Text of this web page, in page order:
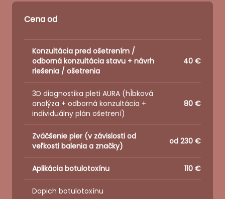
Cena od
Konzultácia pred ošetrením /
odborná konzultácia stavu + návrh
riešenia / ošetrenia
40 €
3D diagnostika pleti AURA (hĺbková
analýza + odborná konzultácia +
individuálny plán ošetrení)
80 €
Zväčšenie pier (v závislosti od
veľkosti balenia a značky)
od 230 €
Aplikácia botulotoxínu 110 €
Dopich botulotoxínu